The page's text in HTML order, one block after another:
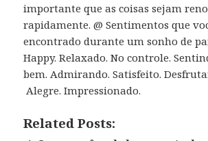
importante que as coisas sejam
rapidamente. @ Sentimentos que
encontrado durante um sonho de
Happy. Relaxado. No controle.
bem. Admirando. Satisfeito.
Alegre. Impressionado.
Related Posts: